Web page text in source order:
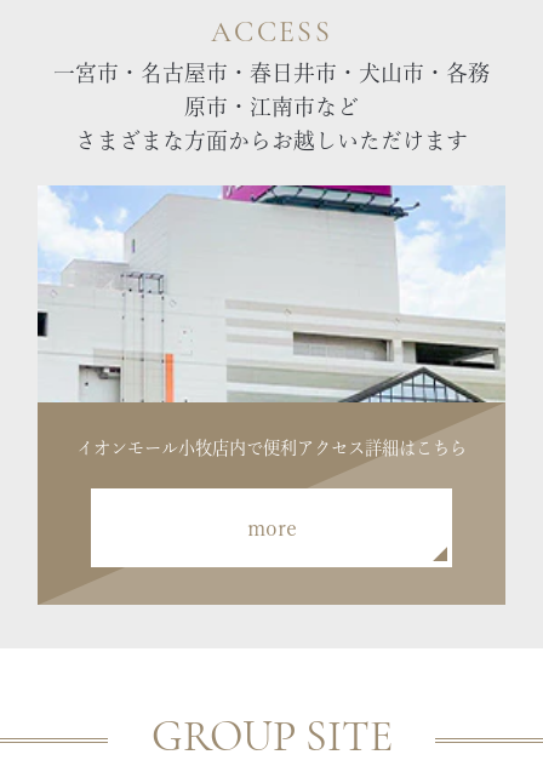
ACCESS
一宮市・名古屋市・春日井市・犬山市・各務
原市・江南市など
さまざまな方面からお越しいただけます
イオンモール小牧店内で便利 アクセス詳細はこちら
more
GROUP SITE